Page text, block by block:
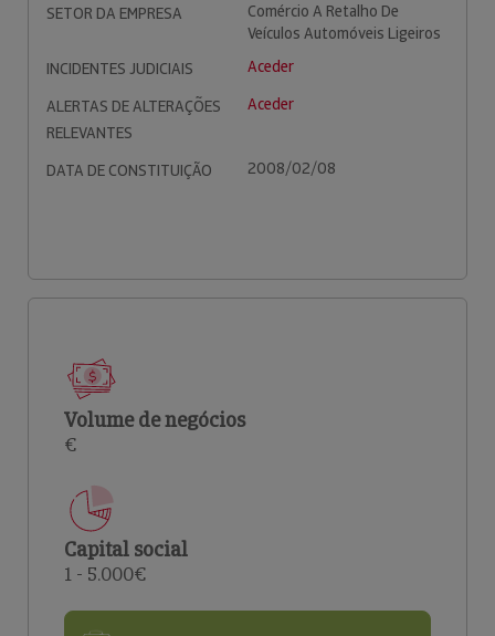
SETOR DA EMPRESA
Comércio A Retalho De
Veículos Automóveis Ligeiros
INCIDENTES JUDICIAIS
Aceder
ALERTAS DE ALTERAÇÕES
RELEVANTES
Aceder
DATA DE CONSTITUIÇÃO 2008/02/08
Volume de negócios
€
Capital social
1 - 5.000€